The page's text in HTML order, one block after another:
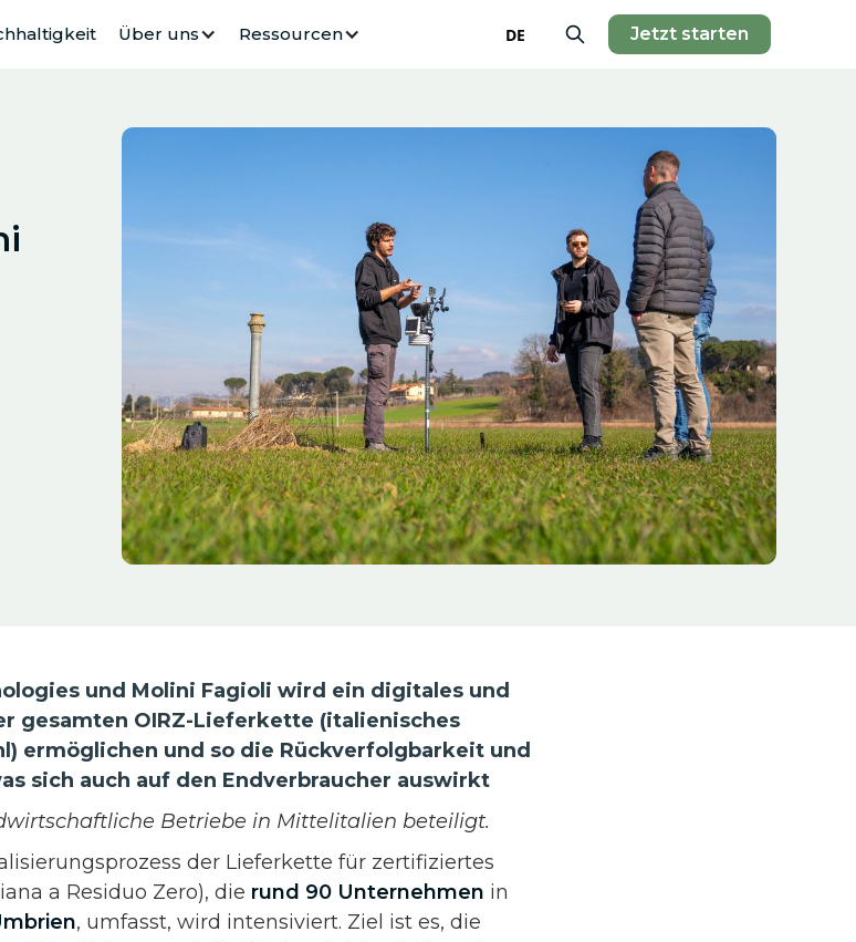
Über uns Ressourcen DE Jetzt starten
und Molini Fagioli wird ein digitales und
gesamten OIRZ-Lieferkette (italienisches
ermöglichen und so die Rückverfolgbarkeit und
sich auch auf den Endverbraucher auswirkt
Betriebe in Mittelitalien beteiligt.
der Lieferkette für zertifiziertes
a Residuo Zero), die rund 90 Unternehmen in
, umfasst, wird intensiviert. Ziel ist es, die